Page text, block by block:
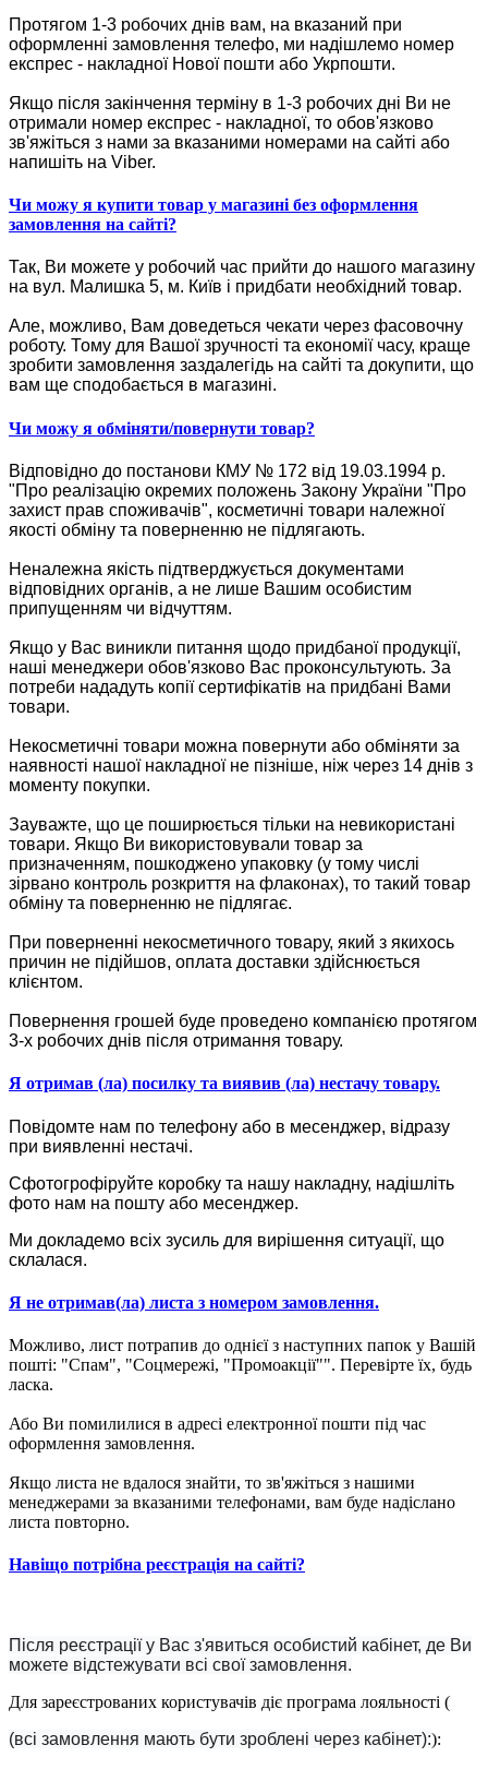
Протягом 1-3 робочих днів вам, на вказаний при
оформленні замовлення телефо, ми надішлемо номер
експрес - накладної Нової пошти або Укрпошти.
Якщо після закінчення терміну в 1-3 робочих дні Ви не
отримали номер експрес - накладної, то обов'язково
зв'яжіться з нами за вказаними номерами на сайті або
напишіть на Viber.
Чи можу я купити товар у магазині без оформлення
замовлення на сайті?
Так, Ви можете у робочий час прийти до нашого магазину
на вул. Малишка 5, м. Київ і придбати необхідний товар.
Але, можливо, Вам доведеться чекати через фасовочну
роботу. Тому для Вашої зручності та економії часу, краще
зробити замовлення заздалегідь на сайті та докупити, що
вам ще сподобається в магазині.
Чи можу я обміняти/повернути товар?
Відповідно до постанови КМУ № 172 від 19.03.1994 р.
"Про реалізацію окремих положень Закону України "Про
захист прав споживачів", косметичні товари належної
якості обміну та поверненню не підлягають.
Неналежна якість підтверджується документами
відповідних органів, а не лише Вашим особистим
припущенням чи відчуттям.
Якщо у Вас виникли питання щодо придбаної продукції,
наші менеджери обов'язково Вас проконсультують. За
потреби нададуть копії сертифікатів на придбані Вами
товари.
Некосметичні товари можна повернути або обміняти за
наявності нашої накладної не пізніше, ніж через 14 днів з
моменту покупки.
Зауважте, що це поширюється тільки на невикористані
товари. Якщо Ви використовували товар за
призначенням, пошкоджено упаковку (у тому числі
зірвано контроль розкриття на флаконах), то такий товар
обміну та поверненню не підлягає.
При поверненні некосметичного товару, який з якихось
причин не підійшов, оплата доставки здійснюється
клієнтом.
Повернення грошей буде проведено компанією протягом
3-х робочих днів після отримання товару.
Я отримав (ла) посилку та виявив (ла) нестачу товару.
Повідомте нам по телефону або в месенджер, відразу
при виявленні нестачі.
Сфотогрофіруйте коробку та нашу накладну, надішліть
фото нам на пошту або месенджер.
Ми докладемо всіх зусиль для вирішення ситуації, що
склалася.
Я не отримав(ла) листа з номером замовлення.
Можливо, лист потрапив до однієї з наступних папок у Вашій
пошті: "Спам", "Соцмережі, "Промоакції"". Перевірте їх, будь
ласка.
Або Ви помилилися в адресі електронної пошти під час
оформлення замовлення.
Якщо листа не вдалося знайти, то зв'яжіться з нашими
менеджерами за вказаними телефонами, вам буде надіслано
листа повторно.
Навіщо потрібна реєстрація на сайті?
Після реєстрації у Вас з'явиться особистий кабінет, де Ви
можете відстежувати всі свої замовлення.
Для зареєстрованих користувачів діє програма лояльності (
(всі замовлення мають бути зроблені через кабінет):):